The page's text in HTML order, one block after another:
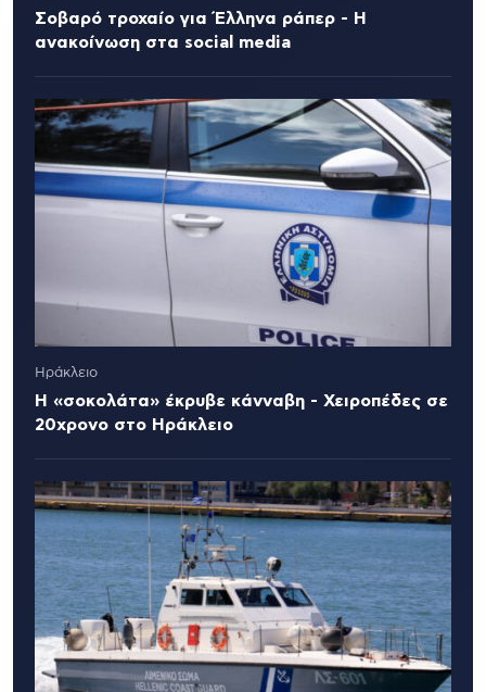
Σοβαρό τροχαίο για Έλληνα ράπερ - Η
ανακοίνωση στα social media
Ηράκλειο
Η «σοκολάτα» έκρυβε κάνναβη - Χειροπέδες σε
20χρονο στο Ηράκλειο